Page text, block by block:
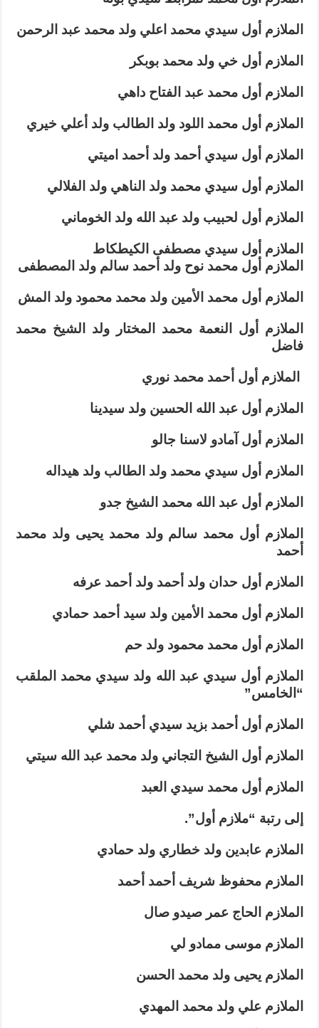
الملازم أول سيدي محمد اعلي ولد محمد عبد الرحمن
الملازم أول خي ولد محمد بوبكر
الملازم أول محمد عبد الفتاح داهي
الملازم أول محمد اللود ولد الطالب ولد أعلي خيري
الملازم أول سيدي أحمد ولد أحمد اميتي
الملازم أول سيدي محمد ولد الناهي ولد الفلالي
الملازم أول لحبيب ولد عبد الله ولد الخوماني
الملازم أول سيدي مصطفى الكيطكاط
الملازم أول محمد نوح ولد أحمد سالم ولد المصطفى
الملازم أول محمد الأمين ولد محمد محمود ولد المش
الملازم أول النعمة محمد المختار ولد الشيخ محمد
فاضل
الملازم أول أحمد محمد نوري
الملازم أول عبد الله الحسين ولد سيدينا
الملازم أول آمادو لاسنا جالو
الملازم أول سيدي محمد ولد الطالب ولد هيداله
الملازم أول عبد الله محمد الشيخ جدو
الملازم أول محمد سالم ولد محمد يحيى ولد محمد
أحمد
الملازم أول حدان ولد أحمد ولد أحمد عرفه
الملازم أول محمد الأمين ولد سيد أحمد حمادي
الملازم أول محمد محمود ولد حم
الملازم أول سيدي عبد الله ولد سيدي محمد الملقب
“الخامس”
الملازم أول أحمد بزيد سيدي أحمد شلي
الملازم أول الشيخ التجاني ولد محمد عبد الله سيتي
الملازم أول محمد سيدي العبد
إلى رتبة “ملازم أول”.
الملازم عابدين ولد خطاري ولد حمادي
الملازم محفوظ شريف أحمد أحمد
الملازم الحاج عمر صيدو صال
الملازم موسى ممادو لي
الملازم يحيى ولد محمد الحسن
الملازم علي ولد محمد المهدي